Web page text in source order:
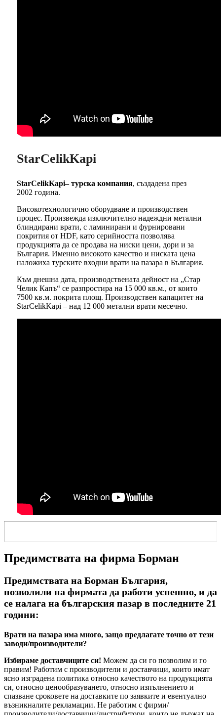
StarCelikKapi
StarCelikKapi– турска компания, създадена през
2002 година.
Високотехнологично оборудване и производствен
процес. Произвежда изключително надеждни метални
блиндирани врати, с ламинирани и фурнировани
покрития от HDF, като серийността позволява
продукцията да се продава на ниски цени, дори и за
България. Именно високото качество и ниската цена
наложиха турските входни врати на пазара в България.
Към днешна дата, производствената дейност на „Стар
Челик Капъ“ се разпростира на 15 000 кв.м., от които
7500 кв.м. покрита площ. Производствен капацитет на
StarCelikKapi – над 12 000 метални врати месечно.
Предимствата на фирма Борман
Предимствата на Борман България,
позволили на фирмата да работи успешно, и да
се налага на българския пазар в последните 21
години:
Врати на пазара има много, защо предлагате точно от тези
заводи/производители?
Избираме доставчиците си! Можем да си го позволим и го
правим! Работим с производители и доставчици, които имат
ясно изградена политика относно качеството на продукцията
си, относно ценообразуването, относно изпълнението и
спазване сроковете на доставките по заявките и евентуално
възникналите рекламации. Не работим с фирми/